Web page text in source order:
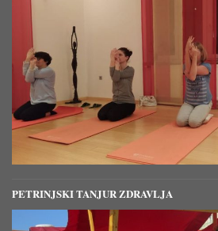
PETRINJSKI TANJUR ZDRAVLJA